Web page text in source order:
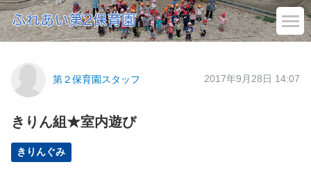
第２保育園スタッフ 2017年9月28日 14:07
きりん組★室内遊び
きりんぐみ